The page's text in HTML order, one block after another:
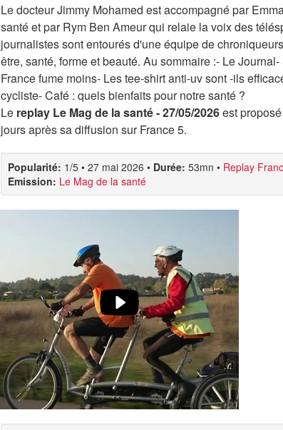
Le docteur Jimmy Mohamed est accompagné par
santé et par Rym Ben Ameur qui relaie la voix des
journalistes sont entourés d'une équipe de
être, santé, forme et beauté. Au sommaire :- Le
France fume moins- Les tee-shirt anti-uv sont -ils
cycliste- Café : quels bienfaits pour notre santé ?
Le replay Le Mag de la santé - 27/05/2026est
jours après sa diffusion sur France 5.
Popularité: 1/5 • 27 mai 2026 • Durée: 53mn • Replay
Emission: Le Mag de la santé